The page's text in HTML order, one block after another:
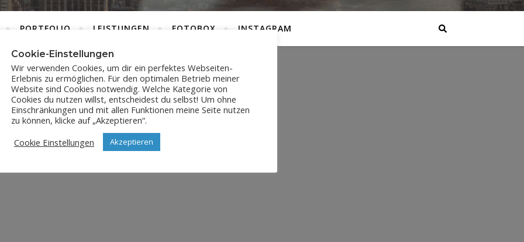
PORTFOLIO LEISTUNGEN FOTOBOX INSTAGRAM
JPX_2481
17. November 2024
Cookie-Einstellungen
Wir verwenden Cookies, um dir ein perfektes Webseiten-
Erlebnis zu ermöglichen. Für den optimalen Betrieb meiner
Website sind Cookies notwendig. Welche Kategorie von
Cookies du nutzen willst, entscheidest du selbst! Um ohne
Einschränkungen und mit allen Funktionen meine Seite nutzen
zu können, klicke auf „Akzeptieren“.
Cookie Einstellungen
Akzeptieren